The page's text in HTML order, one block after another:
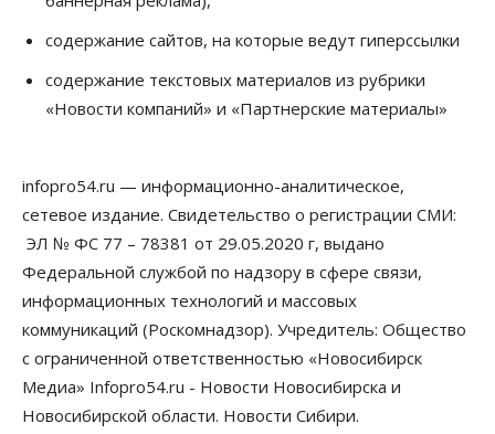
10 Августа 2026, 12:00
Общество
НГУ обновил рекорд по числу абитуриентов
10 Августа 2026, 11:30
начальникам полиции Новосибирской области
10 Августа 2026, 11:15
Финансы
ПСБ нарастил объемы факторинга МСБ в
Новосибирской области
Власть Недвижимость Общество
В Минстрое НСО объяснили, как планируют
завершать долгострой на Серафимовича
10 Августа 2026, 11:00
содержание сайтов, на которые ведут гиперссылки
содержание текстовых материалов из рубрики
«Новости компаний» и «Партнерские материалы»
infopro54.ru — информационно-аналитическое,
сетевое издание. Свидетельство о регистрации СМИ:
ЭЛ № ФС 77 – 78381 от 29.05.2020 г, выдано
Федеральной службой по надзору в сфере связи,
информационных технологий и массовых
коммуникаций (Роскомнадзор). Учредитель: Общество
с ограниченной ответственностью «Новосибирск
Медиа» Infopro54.ru - Новости Новосибирска и
Новосибирской области. Новости Сибири.